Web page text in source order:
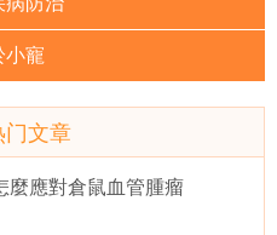
小寵
门文章
麼應對倉鼠血管腫瘤